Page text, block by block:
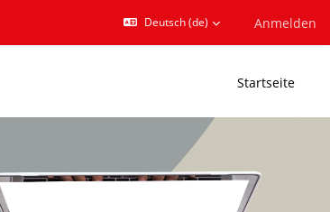
Deutsch ‎(de)‎ Anmelden
Startseite